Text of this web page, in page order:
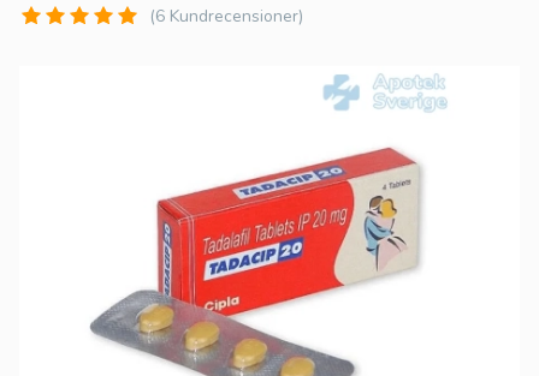
(6 Kundrecensioner)